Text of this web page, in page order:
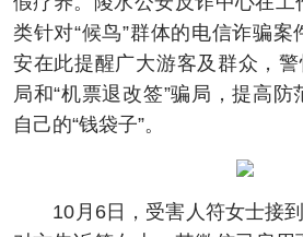
展会 走读海南 周末去哪儿
人才在线 天涯企服
类针对“候鸟”群体的电信诈骗
安在此提醒广大游客及群众，警
局和“机票退改签”骗局，提高
自己的“钱袋子”。
10月6日，受害人符女士接到